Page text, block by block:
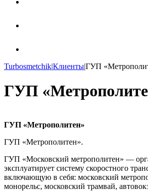
Turbosmetchik|Клиенты|ГУП
ГУП
ГУП «Метрополитен»
ГУП «Метрополитен».
ГУП «Московский метрополитен» —
эксплуатирует систему скоростного
включающую в себя: московский
монорельс, московский трамвай,